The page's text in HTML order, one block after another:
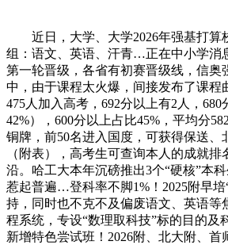
近日，大学、大学2026年强基打算
组：语文、英语、汗青…正在中小学消
第一轮晋级，各省有初赛晋级线，信
中，由于课程太火爆，间接发布了课
475人加入高考，692分以上有2人，
42%），600分以上占比45%，平均分
铜牌，前50名进入国度，可获得保送
（附表），高考生可查询本人的成就
沿。哈工大本年沉磅推出3个“硬核”本
惹起普遍…登科率不脚1%！2025附早
持，同时也不克不及偏废语文、英语
程系统，专设“数理取科技”标的目的
新增特色尝试班！2026附、北大附、